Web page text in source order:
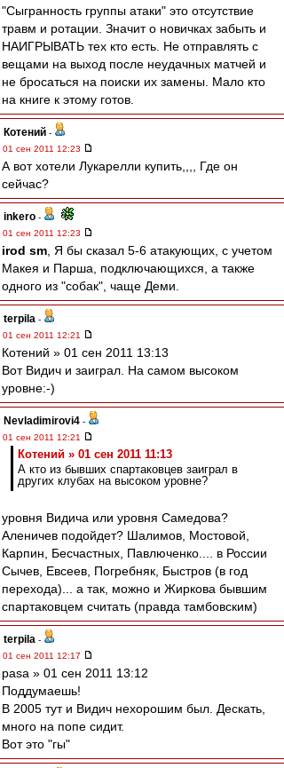
"Сыгранность группы атаки" это отсутствие
травм и ротации. Значит о новичках забыть и
НАИГРЫВАТЬ тех кто есть. Не отправлять с
вещами на выход после неудачных матчей и
не бросаться на поиски их замены. Мало кто
на книге к этому готов.
Котений -
01 сен 2011 12:23
А вот хотели Лукарелли купить,,,, Где он
сейчас?
inkero -
01 сен 2011 12:23
irod sm , Я бы сказал 5-6 атакующих, с учетом
Макея и Парша, подключающихся, а также
одного из "собак", чаще Деми.
terpila -
01 сен 2011 12:21
Котений » 01 сен 2011 13:13
Вот Видич и заиграл. На самом высоком
уровне:-)
Nevladimirovi4 -
01 сен 2011 12:21
Котений » 01 сен 2011 11:13
А кто из бывших спартаковцев заиграл в
других клубах на высоком уровне?
уровня Видича или уровня Самедова?
Аленичев подойдет? Шалимов, Мостовой,
Карпин, Бесчастных, Павлюченко.... в России
Сычев, Евсеев, Погребняк, Быстров (в год
перехода)... а так, можно и Жиркова бывшим
спартаковцем считать (правда тамбовским)
terpila -
01 сен 2011 12:17
pasa » 01 сен 2011 13:12
Поддумаешь!
В 2005 тут и Видич нехорошим был. Дескать,
много на попе сидит.
Вот это "гы"